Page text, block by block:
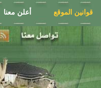
قوانين الموقع أعلن معنا